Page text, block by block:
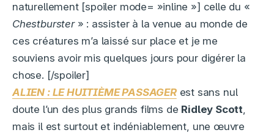
naturellement [spoiler mode= »inline »] celle du «
Chestburster» : assister à la venue au monde de
ces créatures m’a laissé sur place et je me
souviens avoir mis quelques jours pour digérer la
chose. [/spoiler]
ALIEN : LE HUITIÈME PASSAGERest sans nul
doute l’un des plus grands films de Ridley Scott,
mais il est surtout et indéniablement, une œuvre